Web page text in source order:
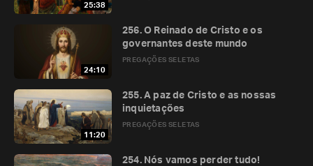
25:38
24:10
PREGAÇÕES SELETAS
256. O Reinado de Cristo e os
governantes deste mundo
11:20
PREGAÇÕES SELETAS
255. A paz de Cristo e as nossas
inquietações
254. Nós vamos perder tudo!